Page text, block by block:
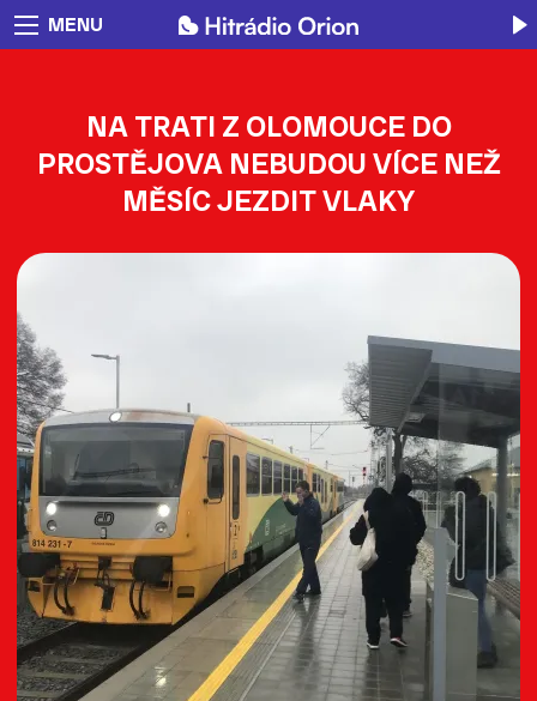
MENU
NA TRATI Z OLOMOUCE DO
PROSTĚJOVA NEBUDOU VÍCE NEŽ
MĚSÍC JEZDIT VLAKY